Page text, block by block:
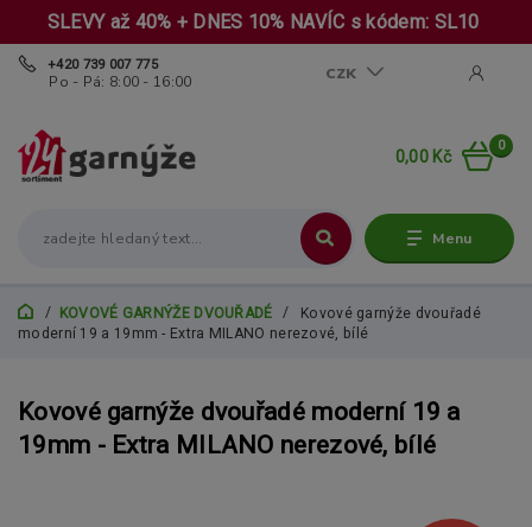
SLEVY až 40% + DNES 10% NAVÍC s kódem: SL10
Menu
CZK
+420 739 007 775
Po - Pá: 8:00 - 16:00
0
0,00 Kč
KOVOVÉ GARNÝŽE DVOUŘADÉ
Kovové garnýže dvouřadé
moderní 19 a 19mm - Extra MILANO nerezové, bílé
Kovové garnýže dvouřadé moderní 19 a
19mm - Extra MILANO nerezové, bílé